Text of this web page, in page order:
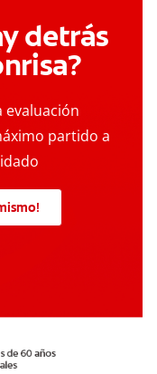
detrás
evaluación
partido a